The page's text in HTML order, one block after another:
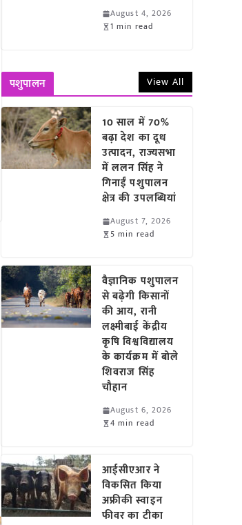
August 4, 2026
1 min read
पशुपालन View All
10 साल में 70%
बढ़ा देश का दूध
उत्पादन, राज्यसभा
में ललन सिंह ने
गिनाईं पशुपालन
क्षेत्र की उपलब्धियां
August 7, 2026
5 min read
वैज्ञानिक पशुपालन
से बढ़ेगी किसानों
की आय, रानी
लक्ष्मीबाई केंद्रीय
कृषि विश्वविद्यालय
के कार्यक्रम में बोले
शिवराज सिंह
चौहान
August 6, 2026
4 min read
आईसीएआर ने
विकसित किया
अफ्रीकी स्वाइन
फीवर का टीका